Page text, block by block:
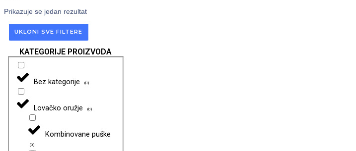
Prikazuje se jedan rezultat
UKLONI SVE FILTERE
KATEGORIJE PROIZVODA
Bez kategorije (0)
Lovačko oružje (0)
Kombinovane puške
(0)